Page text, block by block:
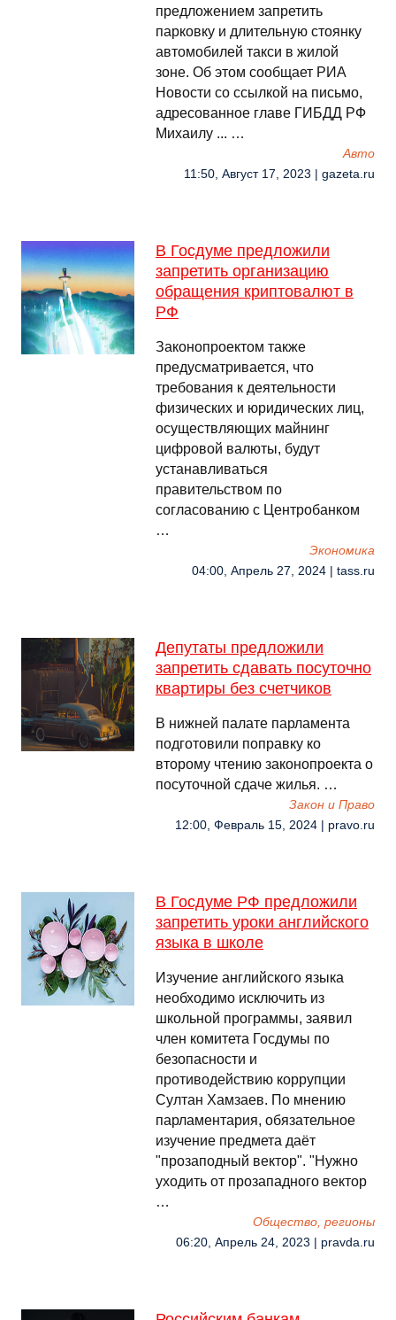
предложением запретить
парковку и длительную стоянку
автомобилей такси в жилой
зоне. Об этом сообщает РИА
Новости со ссылкой на письмо,
адресованное главе ГИБДД РФ
Михаилу ... …
Авто
11:50, Август 17, 2023 | gazeta.ru
В Госдуме предложили
запретить организацию
обращения криптовалют в
РФ
Законопроектом также
предусматривается, что
требования к деятельности
физических и юридических лиц,
осуществляющих майнинг
цифровой валюты, будут
устанавливаться
правительством по
согласованию с Центробанком
…
Экономика
04:00, Апрель 27, 2024 | tass.ru
Депутаты предложили
запретить сдавать посуточно
квартиры без счетчиков
В нижней палате парламента
подготовили поправку ко
второму чтению законопроекта о
посуточной сдаче жилья. …
Закон и Право
12:00, Февраль 15, 2024 | pravo.ru
В Госдуме РФ предложили
запретить уроки английского
языка в школе
Изучение английского языка
необходимо исключить из
школьной программы, заявил
член комитета Госдумы по
безопасности и
противодействию коррупции
Султан Хамзаев. По мнению
парламентария, обязательное
изучение предмета даёт
"прозаподный вектор". "Нужно
уходить от прозападного вектор
…
Общество, регионы
06:20, Апрель 24, 2023 | pravda.ru